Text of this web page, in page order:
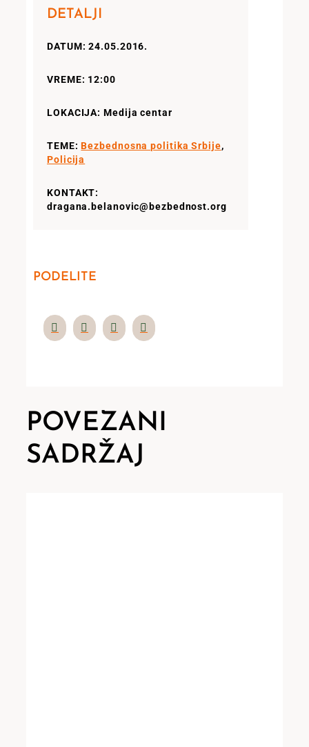
DETALJI
DATUM: 24.05.2016.
VREME: 12:00
LOKACIJA: Medija centar
TEME:Bezbednosna politika Srbije,
Policija
KONTAKT:
dragana.belanovic@bezbednost.org
PODELITE
POVEZANI
SADRŽAJ